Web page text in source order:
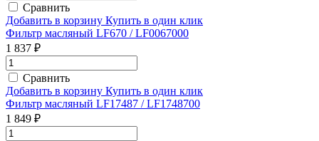
Сравнить
Добавить в корзину Купить в один клик
Фильтр масляный LF670 / LF0067000
1 837 ₽
Сравнить
Добавить в корзину Купить в один клик
Фильтр масляный LF17487 / LF1748700
1 849 ₽